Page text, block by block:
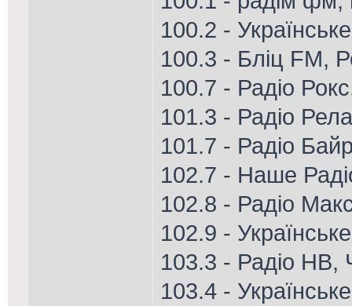
100.2 -
100.3 - Бліц FM,
100.7 - Радіо
101.3 - Радіо
101.7 - Радіо
102.7 - Наше
102.8 - Радіо
102.9 - Українське
103.3 - Радіо НВ,
103.4 -